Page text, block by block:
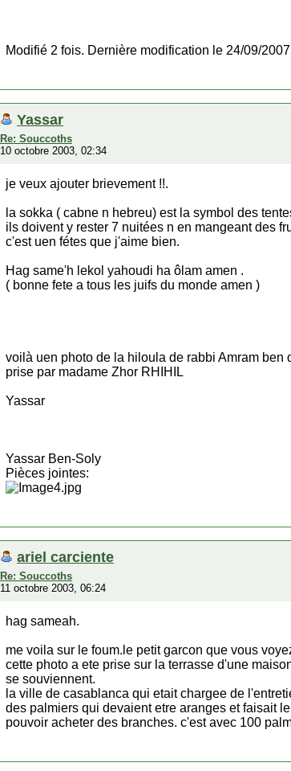
Modifié 2 fois. Dernière modification le 24/09/
Yassar
Re: Souccoths
10 octobre 2003, 02:34
je veux ajouter brievement !!.
la sokka ( cabne n hebreu) est la symbol des
ils doivent y rester 7 nuitées n en mangeant des
c'est uen fétes que j'aime bien.
Hag same'h lekol yahoudi ha ôlam amen .
( bonne fete a tous les juifs du monde amen )
voilà uen photo de la hiloula de rabbi Amram ben
prise par madame Zhor RHIHIL
Yassar
Yassar Ben-Soly
Pièces jointes:
ariel carciente
Re: Souccoths
11 octobre 2003, 06:24
hag sameah.
me voila sur le foum.le petit garcon que vous
cette photo a ete prise sur la terrasse d'une
se souviennent.
la ville de casablanca qui etait chargee de
des palmiers qui devaient etre aranges et faisait
pouvoir acheter des branches. c'est avec 100